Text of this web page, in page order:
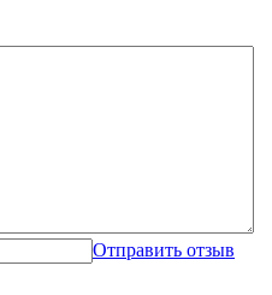
Отправить отзыв